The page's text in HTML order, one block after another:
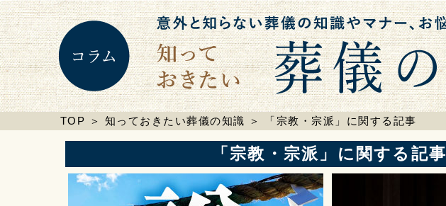
検索
TOP ＞ 知っておきたい葬儀の知識 ＞ 「宗教・宗派」に関する記事
「宗教・宗派」に関する記事